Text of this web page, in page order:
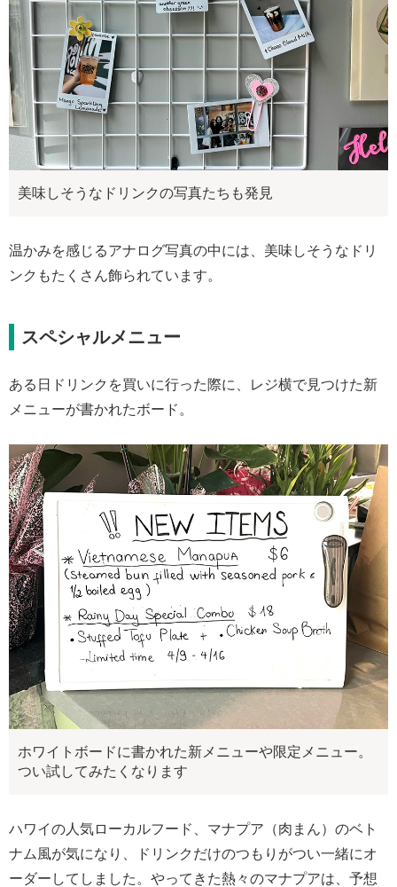
美味しそうなドリンクの写真たちも発見
温かみを感じるアナログ写真の中には、美味しそうなドリ
ンクもたくさん飾られています。
スペシャルメニュー
ある日ドリンクを買いに行った際に、レジ横で見つけた新
メニューが書かれたボード。
ホワイトボードに書かれた新メニューや限定メニュー。
つい試してみたくなります
ハワイの人気ローカルフード、マナプア（肉まん）のベト
ナム風が気になり、ドリンクだけのつもりがつい一緒にオ
ーダーしてしました。やってきた熱々のマナプアは、予想